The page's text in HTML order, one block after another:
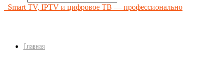
Smart TV, IPTV и цифровое ТВ — профессионально
Главная